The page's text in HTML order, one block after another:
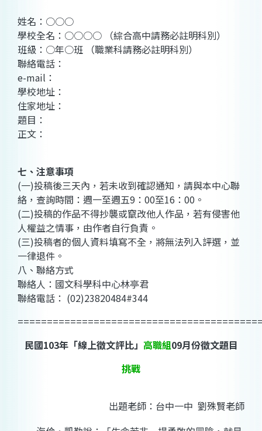
姓名：○○○
學校全名：○○○○ （綜合高中請務必註明科別）
班級：○年○班 （職業科請務必註明科別）
聯絡電話：
e-mail：
學校地址：
住家地址：
題目：
正文：
七、注意事項
(一)投稿後三天內，若未收到確認通知，請與本中心聯
絡，查詢時間：週一至週五9：00至16：00。
(二)投稿的作品不得抄襲或竄改他人作品，若有侵害他
人權益之情事，由作者自行負責。
(三)投稿者的個人資料填寫不全，將無法列入評選，並
一律退件。
八、聯絡方式
聯絡人：國文科學科中心林亭君
聯絡電話： (02)23820484#344
民國103年「線上徵文評比」 高職組09月份徵文題目
挑戰
出題老師： 台中一中 劉殊賢老師